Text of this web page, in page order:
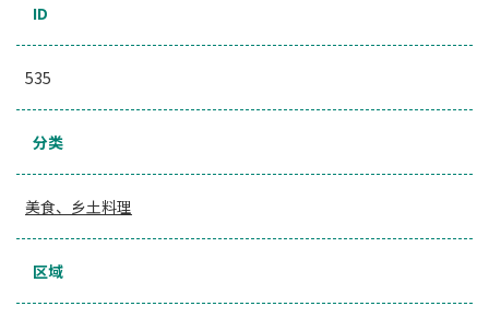
ID
535
分类
美食、乡土料理
区域